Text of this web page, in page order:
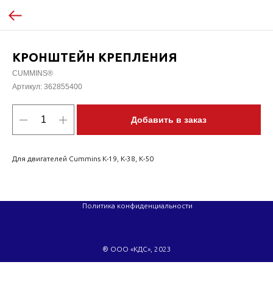
КРОНШТЕЙН КРЕПЛЕНИЯ
CUMMINS®
Артикул: 362855400
Добавить в заказ
Для двигателей Cummins K-19, K-38, K-50
® ООО «КДС», 2023
Политика конфиденциальности